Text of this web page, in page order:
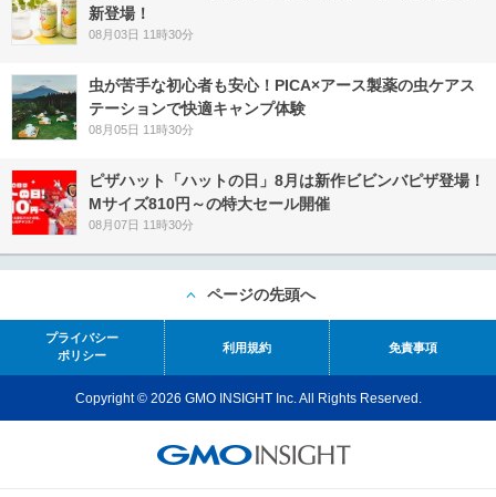
新登場！
08月03日 11時30分
虫が苦手な初心者も安心！PICA×アース製薬の虫ケアス
テーションで快適キャンプ体験
08月05日 11時30分
ピザハット「ハットの日」8月は新作ビビンバピザ登場！
Mサイズ810円～の特大セール開催
08月07日 11時30分
ページの先頭へ
プライバシー
ポリシー
利用規約 免責事項
Copyright © 2026 GMO INSIGHT Inc. All Rights Reserved.